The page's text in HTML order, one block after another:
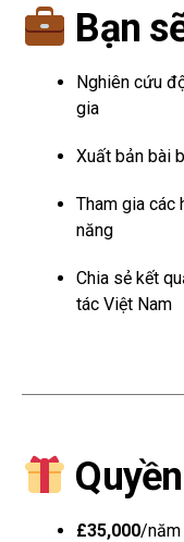
Bạn
Nghiên cứu
gia
Xuất bản bài
Tham gia các
năng
Chia sẻ kết
tác Việt Nam
£35,000/năm